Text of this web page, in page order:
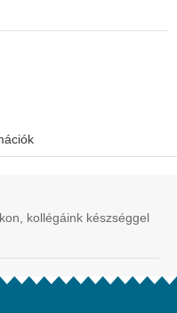
kollégáink készséggel